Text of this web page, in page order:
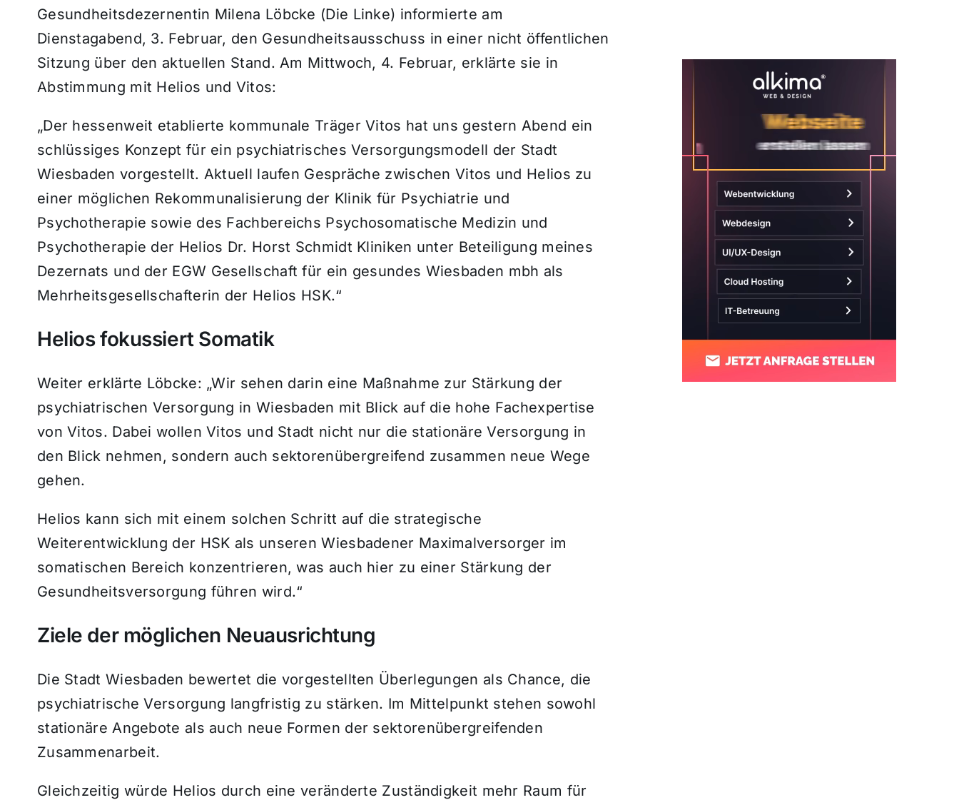
Gesundheitsdezernentin Milena Löbcke (Die Linke) informierte am
Dienstagabend, 3. Februar, den Gesundheitsausschuss in einer nicht öffentlichen
Sitzung über den aktuellen Stand. Am Mittwoch, 4. Februar, erklärte sie in
Abstimmung mit Helios und Vitos:
„Der hessenweit etablierte kommunale Träger Vitos hat uns gestern Abend ein
schlüssiges Konzept für ein psychiatrisches Versorgungsmodell der Stadt
Wiesbaden vorgestellt. Aktuell laufen Gespräche zwischen Vitos und Helios zu
einer möglichen Rekommunalisierung der Klinik für Psychiatrie und
Psychotherapie sowie des Fachbereichs Psychosomatische Medizin und
Psychotherapie der Helios Dr. Horst Schmidt Kliniken unter Beteiligung meines
Dezernats und der EGW Gesellschaft für ein gesundes Wiesbaden mbh als
Mehrheitsgesellschafterin der Helios HSK.“
Helios fokussiert Somatik
Weiter erklärte Löbcke: „Wir sehen darin eine Maßnahme zur Stärkung der
psychiatrischen Versorgung in Wiesbaden mit Blick auf die hohe Fachexpertise
von Vitos. Dabei wollen Vitos und Stadt nicht nur die stationäre Versorgung in
den Blick nehmen, sondern auch sektorenübergreifend zusammen neue Wege
gehen.
Helios kann sich mit einem solchen Schritt auf die strategische
Weiterentwicklung der HSK als unseren Wiesbadener Maximalversorger im
somatischen Bereich konzentrieren, was auch hier zu einer Stärkung der
Gesundheitsversorgung führen wird.“
Ziele der möglichen Neuausrichtung
Die Stadt Wiesbaden bewertet die vorgestellten Überlegungen als Chance, die
psychiatrische Versorgung langfristig zu stärken. Im Mittelpunkt stehen sowohl
stationäre Angebote als auch neue Formen der sektorenübergreifenden
Zusammenarbeit.
Gleichzeitig würde Helios durch eine veränderte Zuständigkeit mehr Raum für